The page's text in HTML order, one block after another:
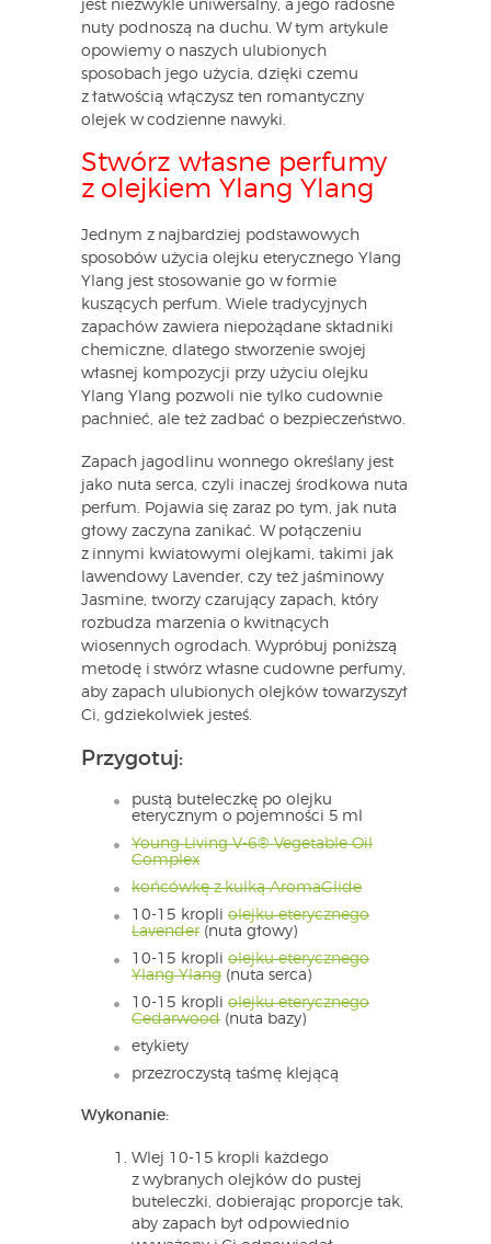
jest niezwykle uniwersalny, a jego radosne
nuty podnoszą na duchu. W tym artykule
opowiemy o naszych ulubionych
sposobach jego użycia, dzięki czemu
z łatwością włączysz ten romantyczny
olejek w codzienne nawyki.
Stwórz własne perfumy
z olejkiem Ylang Ylang
Jednym z najbardziej podstawowych
sposobów użycia olejku eterycznego Ylang
Ylang jest stosowanie go w formie
kuszących perfum. Wiele tradycyjnych
zapachów zawiera niepożądane składniki
chemiczne, dlatego stworzenie swojej
własnej kompozycji przy użyciu olejku
Ylang Ylang pozwoli nie tylko cudownie
pachnieć, ale też zadbać o bezpieczeństwo.
Zapach jagodlinu wonnego określany jest
jako nuta serca, czyli inaczej środkowa nuta
perfum. Pojawia się zaraz po tym, jak nuta
głowy zaczyna zanikać. W połączeniu
z innymi kwiatowymi olejkami, takimi jak
lawendowy Lavender, czy też jaśminowy
Jasmine, tworzy czarujący zapach, który
rozbudza marzenia o kwitnących
wiosennych ogrodach. Wypróbuj poniższą
metodę i stwórz własne cudowne perfumy,
aby zapach ulubionych olejków towarzyszył
Ci, gdziekolwiek jesteś.
Przygotuj:
pustą buteleczkę po olejku
eterycznym o pojemności 5 ml
Young Living V-6® Vegetable Oil
Complex
końcówkę z kulką AromaGlide
10-15 kropli olejku eterycznego
Lavender (nuta głowy)
10-15 kropli olejku eterycznego
Ylang Ylang (nuta serca)
10-15 kropli olejku eterycznego
Cedarwood (nuta bazy)
etykiety
przezroczystą taśmę klejącą
Wykonanie:
Wlej 10-15 kropli każdego
z wybranych olejków do pustej
buteleczki, dobierając proporcje tak,
aby zapach był odpowiednio